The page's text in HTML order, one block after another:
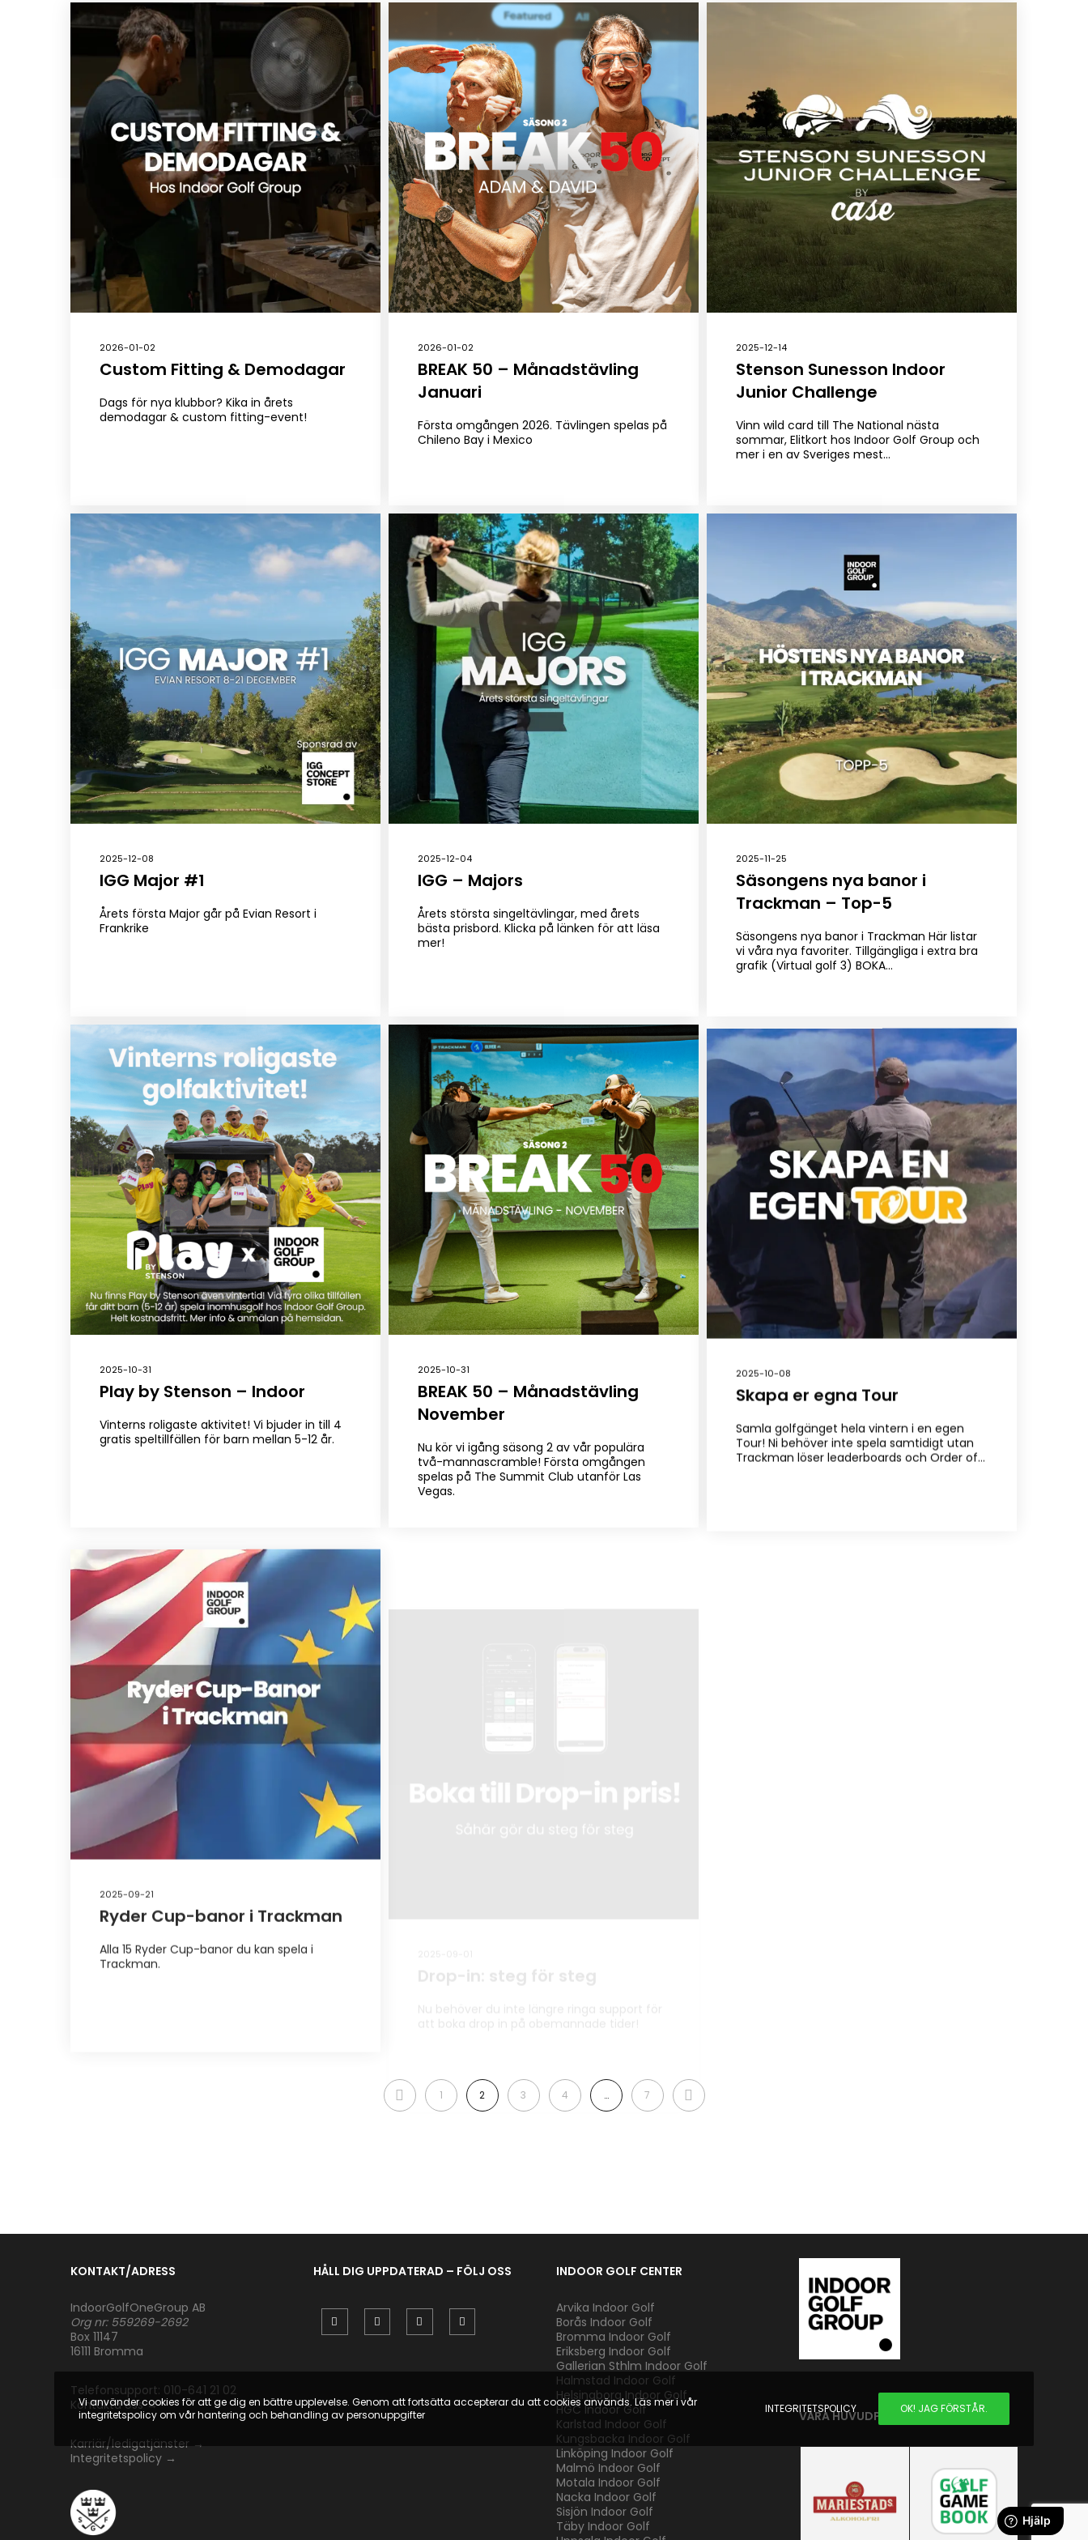
2026-01-02
Custom Fitting & Demodagar
Dags för nya klubbor? Kika in årets
demodagar & custom fitting-event!
2026-01-02
BREAK 50 – Månadstävling
Januari
Första omgången 2026. Tävlingen spelas på
Chileno Bay i Mexico
2025-12-14
Stenson Sunesson Indoor
Junior Challenge
Vinn wild card till The National nästa
sommar, Elitkort hos Indoor Golf Group och
mer i en av Sveriges mest…
2025-12-08
IGG Major #1
Årets första Major går på Evian Resort i
Frankrike
2025-12-04
IGG – Majors
Årets största singeltävlingar, med årets
bästa prisbord. Klicka på länken för att läsa
mer!
2025-11-25
Säsongens nya banor i
Trackman – Top-5
Säsongens nya banor i Trackman Här listar
vi våra nya favoriter. Tillgängliga i extra bra
grafik (Virtual golf 3) BOKA…
2025-10-31
Play by Stenson – Indoor
Vinterns roligaste aktivitet! Vi bjuder in till 4
gratis speltillfällen för barn mellan 5-12 år.
2025-10-31
BREAK 50 – Månadstävling
November
Nu kör vi igång säsong 2 av vår populära
två-mannascramble! Första omgången
spelas på The Summit Club utanför Las
Vegas.
2025-10-08
Skapa er egna Tour
Samla golfgänget hela vintern i en egen
Tour! Ni behöver inte spela samtidigt utan
Trackman löser leaderboards och Order of…
Ryder Cup-banor i Trackman
Trackman.
att boka drop in på obemannade tider!
PREVIOUS1 2 3 4 … 7 NEXT
KONTAKT/ADRESS
IndoorGolfOneGroup AB
Org nr: 559269-2692
Box 11147
16111 Bromma
Telefonsupport: 010-641 21 02
Kontakta oss→
Karriär/ledigatjänster →
Integritetspolicy →
HÅLL DIG UPPDATERAD – FÖLJ OSS INDOOR GOLF CENTER
Arvika Indoor Golf
Borås Indoor Golf
Bromma Indoor Golf
Eriksberg Indoor Golf
Gallerian Sthlm Indoor Golf
Halmstad Indoor Golf
Helsingborg Indoor Golf
HGC Indoor Golf
Karlstad Indoor Golf
Kungsbacka Indoor Golf
Linköping Indoor Golf
Malmö Indoor Golf
Motala Indoor Golf
Nacka Indoor Golf
Sisjön Indoor Golf
Täby Indoor Golf
VÅRA HUVUDPARTNERS:
Vi använder cookies för att ge dig en bättre upplevelse. Genom att fortsätta accepterar du att cookies används. Läs mer i vår
integritetspolicy om vår hantering och behandling av personuppgifter
INTEGRITETSPOLICY OK! JAG FÖRSTÅR.